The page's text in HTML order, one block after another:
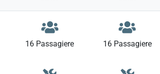
16 Passagiere 16 Passagiere